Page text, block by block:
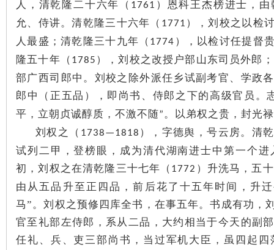
人，清乾隆二十六年（ 1761 ）恩科王杰榜进士，
允、侍讲。清乾隆三十六年（ 1771 ），刘校之以检
人最盛；清乾隆三十九年（ 1774 ），以检讨任提督
隆五十年（ 1785 ），刘校之改授户部山东司员外郎
部广西司郎中。刘校之除外派任乡试副考官、学政
郎中（正五品），即尚书、侍郎之下的高级官员。
平，立朝贞诚醇质，不激不随”。以弟权之贵，封光
刘权之（ 1738—1818 ），字德舆，号云房。清
试列二甲，登榜眼，成为清代湖南进士中第一个
初，刘权之在清乾隆三十七年（ 1772 ）升洗马，五
由从五品升至正四品，前后花了十五年时间，升
马”。刘权之预修四库全书，在事五年。书成有功，
官至礼部左侍郎，系从二品，大约相当于今天的副
任礼、兵、吏三部尚书，当过军机大臣，虽四起